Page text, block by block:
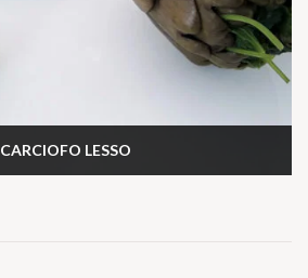
CARCIOFO LESSO